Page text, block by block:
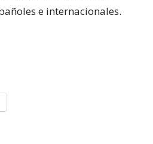
e internacionales.